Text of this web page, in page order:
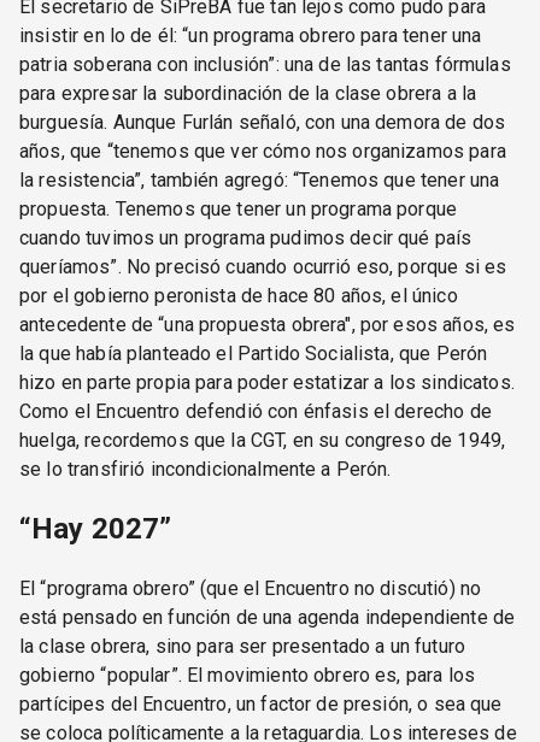
El secretario de SiPreBA fue tan lejos como pudo para
insistir en lo de él: “un programa obrero para tener una
patria soberana con inclusión”: una de las tantas fórmulas
para expresar la subordinación de la clase obrera a la
burguesía. Aunque Furlán señaló, con una demora de dos
años, que “tenemos que ver cómo nos organizamos para
la resistencia”, también agregó: “Tenemos que tener una
propuesta. Tenemos que tener un programa porque
cuando tuvimos un programa pudimos decir qué país
queríamos”. No precisó cuando ocurrió eso, porque si es
por el gobierno peronista de hace 80 años, el único
antecedente de “una propuesta obrera", por esos años, es
la que había planteado el Partido Socialista, que Perón
hizo en parte propia para poder estatizar a los sindicatos.
Como el Encuentro defendió con énfasis el derecho de
huelga, recordemos que la CGT, en su congreso de 1949,
se lo transfirió incondicionalmente a Perón.
“Hay 2027”
El “programa obrero” (que el Encuentro no discutió) no
está pensado en función de una agenda independiente de
la clase obrera, sino para ser presentado a un futuro
gobierno “popular”. El movimiento obrero es, para los
partícipes del Encuentro, un factor de presión, o sea que
se coloca políticamente a la retaguardia. Los intereses de